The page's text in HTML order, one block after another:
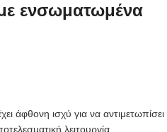
ενσωματωμένα
άφθονη ισχύ για να αντιμετωπίσει
λειτουργία.